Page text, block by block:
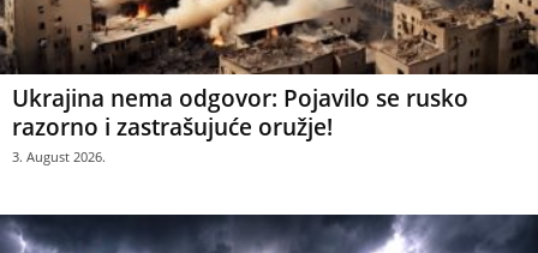
Ukrajina nema odgovor: Pojavilo se rusko
razorno i zastrašujuće oružje!
3. August 2026.